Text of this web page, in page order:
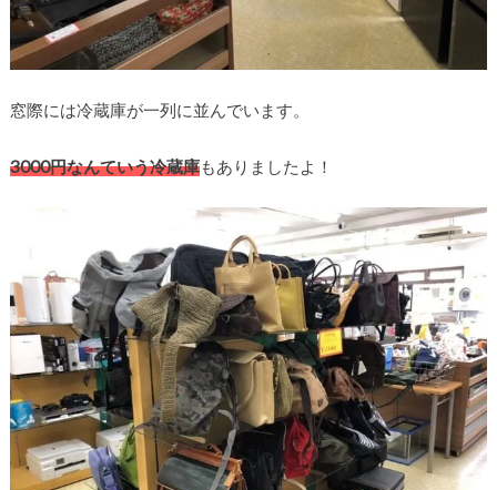
窓際には冷蔵庫が一列に並んでいます。
3000円なんていう冷蔵庫もありましたよ！